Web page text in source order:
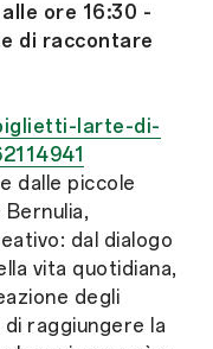
ore 16:30 -
di raccontare
larte-di-
dalle piccole
dal dialogo
vita quotidiana,
degli
raggiungere la